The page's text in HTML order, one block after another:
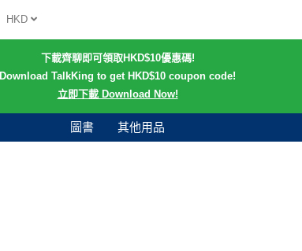
HKD
下載齊聊即可領取HKD$10優惠碼!
Download TalkKing to get HKD$10 coupon code!
立即下載 Download Now!
圖書 其他用品